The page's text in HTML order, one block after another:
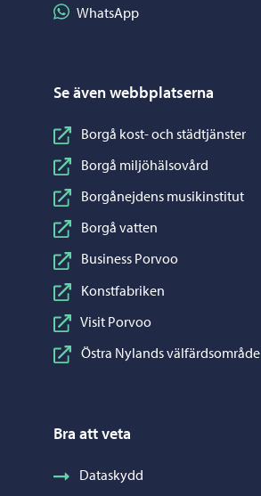
Dela på WhatsApp
WhatsApp
Se även webbplatserna
Borgå kost- och städtjänster
Borgå miljöhälsovård
Borgånejdens musikinstitut
Borgå vatten
Business Porvoo
Konstfabriken
Visit Porvoo
Östra Nylands välfärdsområde
Bra att veta
Dataskydd